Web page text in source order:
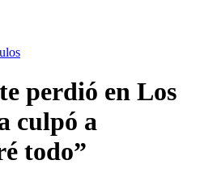
perdió en Los
culpó a
todo”